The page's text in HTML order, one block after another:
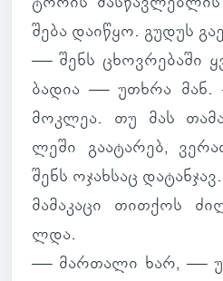
შება და­ი­წყო. გუდუს
— შენს ცხოვ­რე­ბაში
ბა­დია — უთხრა
მოკ­ლეა. თუ მას
ლეში გა­ა­ტა­რებ,
შენს ოჯახ­საც და­ტან­ჯავ.
მა­მა­კაცი თით­ქოს
ლდა.
— მარ­თალი ხარ, —